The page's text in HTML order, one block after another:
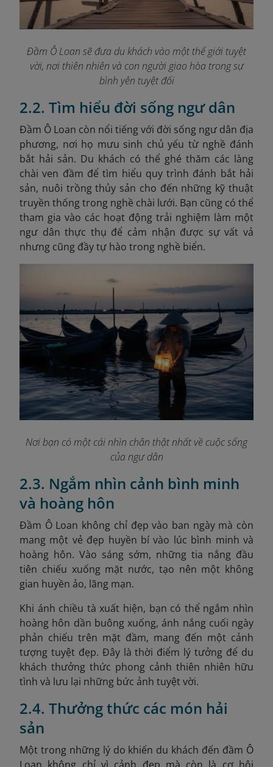
Đầm Ô Loan sẽ đưa du khách vào một thế giới tuyệt
vời, nơi thiên nhiên và con người giao hòa trong sự
bình yên tuyệt đối
2.2. Tìm hiểu đời sống ngư dân
Đầm Ô Loan còn nổi tiếng với đời sống ngư dân địa
phương, nơi họ mưu sinh chủ yếu từ nghề đánh
bắt hải sản. Du khách có thể ghé thăm các làng
chài ven đầm để tìm hiểu quy trình đánh bắt hải
sản, nuôi trồng thủy sản cho đến những kỹ thuật
truyền thống trong nghề chài lưới. Bạn cũng có thể
tham gia vào các hoạt động trải nghiệm làm một
ngư dân thực thụ để cảm nhận được sự vất vả
nhưng cũng đầy tự hào trong nghề biển.
Nơi bạn có một cái nhìn chân thật nhất về cuộc sống
của ngư dân
2.3. Ngắm nhìn cảnh bình minh
và hoàng hôn
Đầm Ô Loan không chỉ đẹp vào ban ngày mà còn
mang một vẻ đẹp huyền bí vào lúc bình minh và
hoàng hôn. Vào sáng sớm, những tia nắng đầu
tiên chiếu xuống mặt nước, tạo nên một không
gian huyền ảo, lãng mạn.
Khi ánh chiều tà xuất hiện, bạn có thể ngắm nhìn
hoàng hôn dần buông xuống, ánh nắng cuối ngày
phản chiếu trên mặt đầm, mang đến một cảnh
tượng tuyệt đẹp. Đây là thời điểm lý tưởng để du
khách thưởng thức phong cảnh thiên nhiên hữu
tình và lưu lại những bức ảnh tuyệt vời.
2.4. Thưởng thức các món hải
sản
Một trong những lý do khiến du khách đến đầm Ô
Loan không chỉ vì cảnh đẹp mà còn là cơ hội